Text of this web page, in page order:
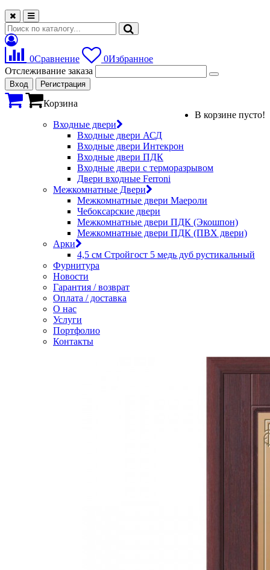
0Сравнение 0Избранное
Отслеживание заказа
Вход Регистрация
Корзина
В корзине пусто!
Входные двери
Входные двери АСД
Входные двери Интекрон
Входные двери ПДК
Входные двери с терморазрывом
Двери входные Ferroni
Межкомнатные Двери
Межкомнатные двери Маероли
Чебоксарские двери
Межкомнатные двери ПДК (Экошпон)
Межкомнатные двери ПДК (ПВХ двери)
Арки
4,5 см Стройгост 5 медь дуб рустикальный
Фурнитура
Новости
Гарантия / возврат
Оплата / доставка
О нас
Услуги
Портфолио
Контакты